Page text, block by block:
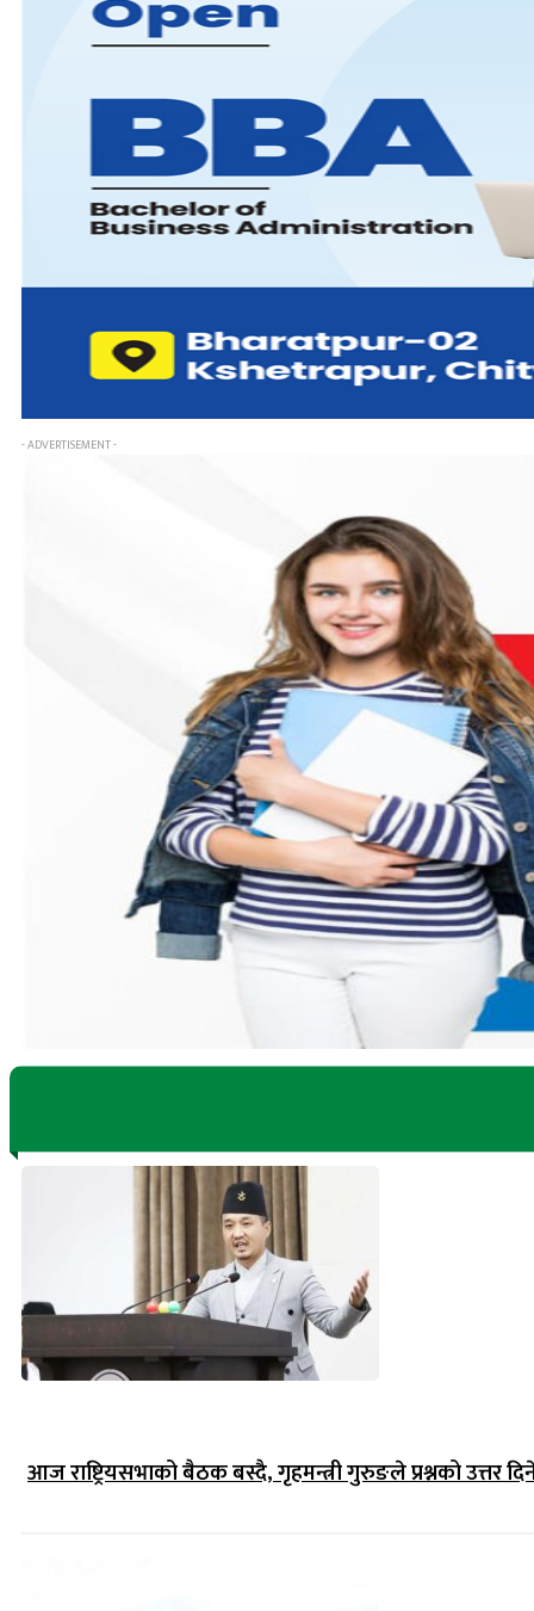
- ADVERTISEMENT -
आज राष्ट्रियसभाको बैठक बस्दै, गृहमन्त्री गुरुङले प्रश्नको उत्तर